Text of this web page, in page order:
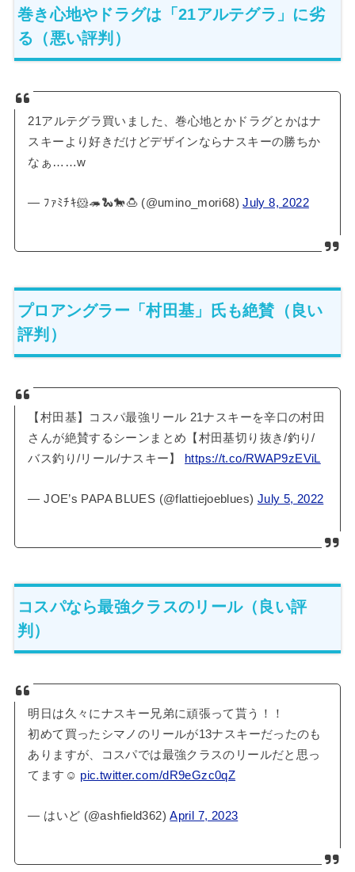
巻き心地やドラグは「21アルテグラ」に劣
る（悪い評判）
21アルテグラ買いました、巻心地とかドラグとかはナ
スキーより好きだけどデザインならナスキーの勝ちか
なぁ……w
— ﾌｧﾐﾁｷ🐹🦔🐍🐎🍮 (@umino_mori68)July 8, 2022
プロアングラー「村田基」氏も絶賛（良い
評判）
【村田基】コスパ最強リール 21ナスキーを辛口の村田
さんが絶賛するシーンまとめ【村田基切り抜き/釣り/
バス釣り/リール/ナスキー】 https://t.co/RWAP9zEViL
— JOE’s PAPA BLUES (@flattiejoeblues) July 5, 2022
コスパなら最強クラスのリール（良い評
判）
明日は久々にナスキー兄弟に頑張って貰う！！
初めて買ったシマノのリールが13ナスキーだったのも
ありますが、コスパでは最強クラスのリールだと思っ
てます☺️ pic.twitter.com/dR9eGzc0qZ
— はいど (@ashfield362)April 7, 2023